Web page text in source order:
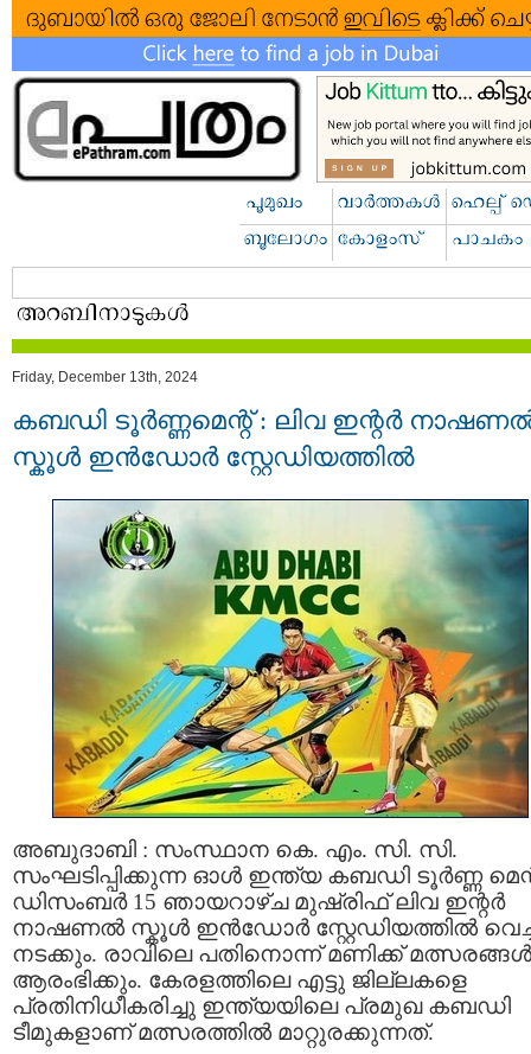
Friday, December 13th, 2024
കബഡി ടൂർണ്ണമെന്റ് : ലിവ ഇന്റർ
സ്കൂൾ ഇൻഡോർ സ്റ്റേഡിയത്തിൽ
അബുദാബി : സംസ്ഥാന കെ. എം. സി. സി.
സംഘടിപ്പിക്കുന്ന ഓൾ ഇന്ത്യ കബഡി ടൂർണ്ണ
ഡിസംബർ 15 ഞായറാഴ്ച മുഷ്‌രിഫ് ലിവ ഇന്റർ
നാഷണൽ സ്കൂൾ ഇൻഡോർ സ്റ്റേഡിയത്തിൽ
നടക്കും. രാവിലെ പതിനൊന്ന് മണിക്ക് മത്സരങ്ങൾ
ആരംഭിക്കും. കേരളത്തിലെ എട്ടു ജില്ലകളെ
പ്രതിനിധീകരിച്ചു ഇന്ത്യയിലെ പ്രമുഖ കബഡി
ടീമുകളാണ് മത്സരത്തിൽ മാറ്റുരക്കുന്നത്.